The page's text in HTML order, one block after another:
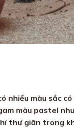
nhiều màu sắc
màu pastel
thư giãn trong